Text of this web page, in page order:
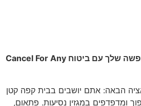
האם כדאי לבטח את החופשה שלך עם ביטוח Cancel For Any
הבאה: אתם יושבים בבית קפה קטן
ומדפדפים במגזין נסיעות. פתאום,